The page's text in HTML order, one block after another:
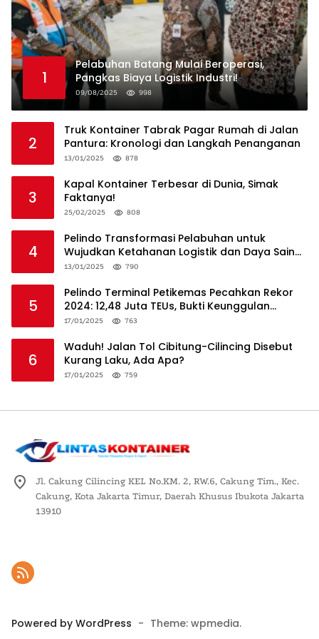
1
Pelabuhan Batang Mulai Beroperasi,
Pangkas Biaya Logistik Industri!
09/08/2025 998
2
Truk Kontainer Tabrak Pagar Rumah di Jalan
Pantura: Kronologi dan Langkah Penanganan
13/01/2025 878
3
Kapal Kontainer Terbesar di Dunia, Simak
Faktanya!
25/02/2025 808
4
Pelindo Transformasi Pelabuhan untuk
Wujudkan Ketahanan Logistik dan Daya Saing
Global
13/01/2025 790
5
Pelindo Terminal Petikemas Pecahkan Rekor
2024: 12,48 Juta TEUs, Bukti Keunggulan
Logistik Nasional
17/01/2025 763
6
Waduh! Jalan Tol Cibitung-Cilincing Disebut
Kurang Laku, Ada Apa?
17/01/2025 759
Jl. Cakung Cilincing KEL No.KM. 2, RW.6, Cakung Tim., Kec.
Cakung, Kota Jakarta Timur, Daerah Khusus Ibukota Jakarta
13910
Powered by WordPress - Theme: wpmedia.